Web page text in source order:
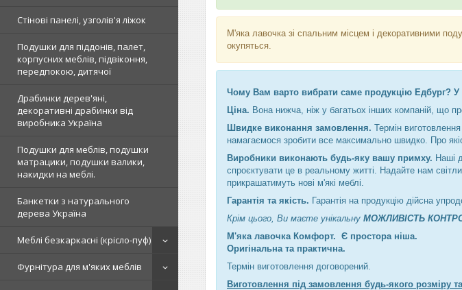
Стінові панелі, узголів'я ліжок
Подушки для піддонів, палет,
корпусних меблів, підвіконня,
передпокою, дитячої
Драбинки дерев'яні,
декоративні драбинки від
виробника Україна
Подушки для меблів, подушки
матрацики, подушки валики,
накидки на меблі.
Банкетки з натурального
дерева Україна
Меблі безкаркасні (крісло-пуф)
Фурнітура для м'яких меблів
М'яка лавочка зі спальним місцем і декоративними
окупяться.
Чому Вам варто вибрати саме продукцію Едбург?
Ціна. Вона нижча, ніж у багатьох інших компаній, що
Швидке виконання замовлення. Термін
намагаємося зробити все максимально швидко. Про
Виробники виконають будь-яку вашу примху. Наші
спроєктувати це в реальному житті. Надайте нам
прикрашатимуть нові м'які меблі.
Гарантія та якість. Гарантія на продукцію дійсна
Крім цього, Ви маєте унікальну МОЖЛИВІСТЬ
М'яка лавочка Комфорт. Є простора ніша.
Оригінальна та практична.
Термін виготовлення договорений.
Виготовлення під замовлення будь-якого розміру